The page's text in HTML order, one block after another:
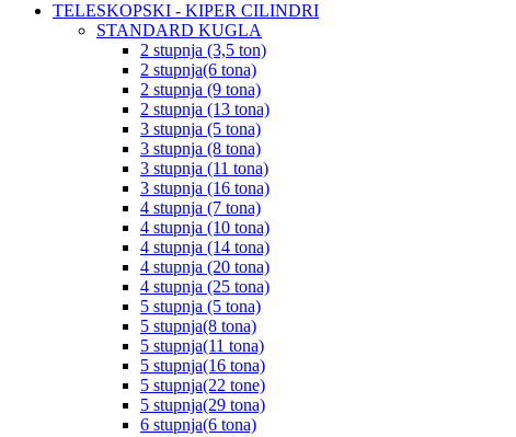
TELESKOPSKI - KIPER CILINDRI
STANDARD KUGLA
2 stupnja (3,5 ton)
2 stupnja(6 tona)
2 stupnja (9 tona)
2 stupnja (13 tona)
3 stupnja (5 tona)
3 stupnja (8 tona)
3 stupnja (11 tona)
3 stupnja (16 tona)
4 stupnja (7 tona)
4 stupnja (10 tona)
4 stupnja (14 tona)
4 stupnja (20 tona)
4 stupnja (25 tona)
5 stupnja (5 tona)
5 stupnja(8 tona)
5 stupnja(11 tona)
5 stupnja(16 tona)
5 stupnja(22 tone)
5 stupnja(29 tona)
6 stupnja(6 tona)